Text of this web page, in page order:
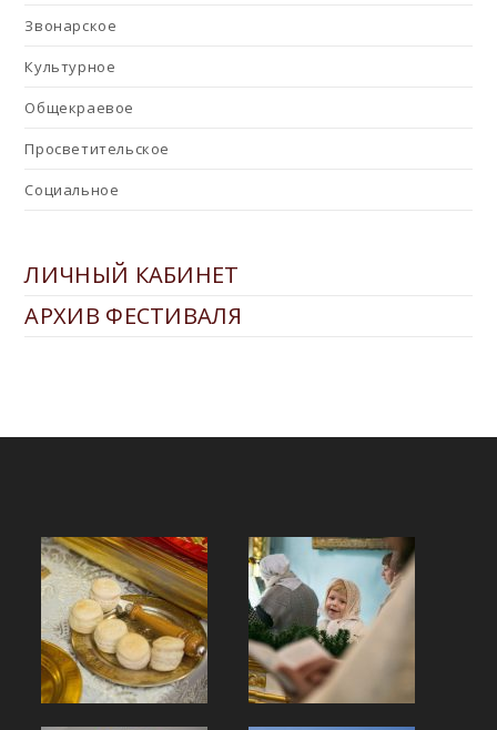
Звонарское
Культурное
Общекраевое
Просветительское
Социальное
ЛИЧНЫЙ КАБИНЕТ
АРХИВ ФЕСТИВАЛЯ